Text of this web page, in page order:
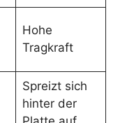
Hohe
Tragkraft
Spreizt sich
hinter der